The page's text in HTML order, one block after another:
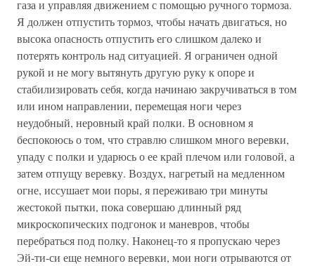
газа и управляя движением с помощью ручного тормоза.
Я должен отпустить тормоз, чтобы начать двигаться, но
высока опасность отпустить его слишком далеко и
потерять контроль над ситуацией. Я ограничен одной
рукой и не могу вытянуть другую руку к опоре и
стабилизировать себя, когда начинаю закручиваться в том
или ином направлении, перемещая ноги через
неудобный, неровный край полки. В основном я
беспокоюсь о том, что стравлю слишком много веревки,
упаду с полки и ударюсь о ее край плечом или головой, а
затем отпущу веревку. Воздух, нагретый на медленном
огне, иссушает мои поры, я переживаю три минуты
жестокой пытки, пока совершаю длинный ряд
микроскопических подгонок и маневров, чтобы
перебраться под полку. Наконец-то я пропускаю через
Эй-ти-си еще немного веревки, мои ноги отрываются от